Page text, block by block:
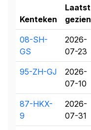
Kenteken
Laatst
gezien
08-SH-
GS
2026-
07-23
95-ZH-GJ
2026-
07-10
87-HKX-
9
2026-
07-31